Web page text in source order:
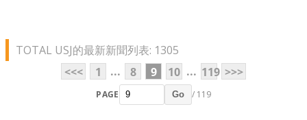
TOTAL USJ的最新新聞列表: 1305
<<<
1 ... 8 9 10 ... 119 >>>
PAGE Go / 119